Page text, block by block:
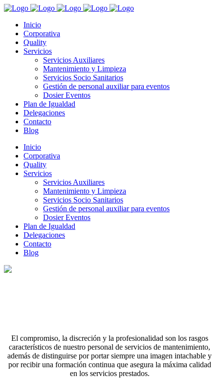
Inicio
Corporativa
Quality
Servicios
Servicios Auxiliares
Mantenimiento y Limpieza
Servicios Socio Sanitarios
Gestión de personal auxiliar para eventos
Dosier Eventos
Plan de Igualdad
Delegaciones
Contacto
Blog
Inicio
Corporativa
Quality
Servicios
Servicios Auxiliares
Mantenimiento y Limpieza
Servicios Socio Sanitarios
Gestión de personal auxiliar para eventos
Dosier Eventos
Plan de Igualdad
Delegaciones
Contacto
Blog
El compromiso, la discreción y la profesionalidad son los rasgos
característicos de nuestro personal de servicios de mantenimiento,
además de distinguirse por portar siempre una imagen intachable y
por recibir una formación continua que asegura la máxima calidad
en los servicios prestados.